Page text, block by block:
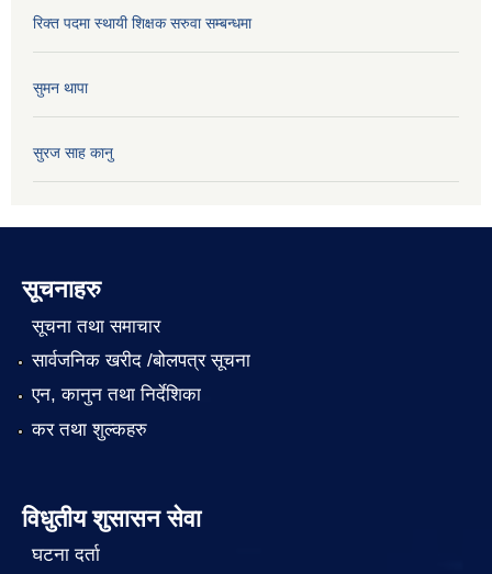
रिक्त पदमा स्थायी शिक्षक सरुवा सम्बन्धमा
सुमन थापा
सुरज साह कानु
सूचनाहरु
सूचना तथा समाचार
सार्वजनिक खरीद /बोलपत्र सूचना
एन, कानुन तथा निर्देशिका
कर तथा शुल्कहरु
विधुतीय शुसासन सेवा
घटना दर्ता